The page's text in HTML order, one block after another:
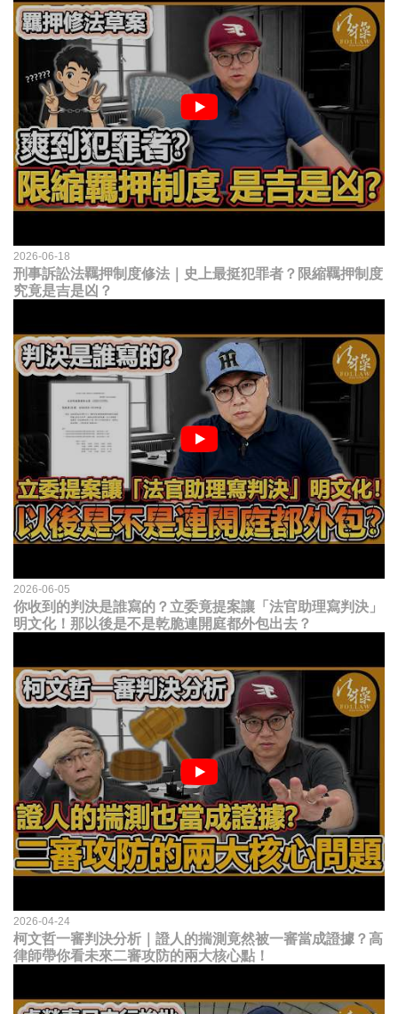
2026-06-18
刑事訴訟法羈押制度修法｜史上最挺犯罪者？限縮羈押制度
究竟是吉是凶？
2026-06-05
你收到的判決是誰寫的？立委竟提案讓「法官助理寫判決」
明文化！那以後是不是乾脆連開庭都外包出去？
2026-04-24
柯文哲一審判決分析｜證人的揣測竟然被一審當成證據？高
律師帶你看未來二審攻防的兩大核心點！